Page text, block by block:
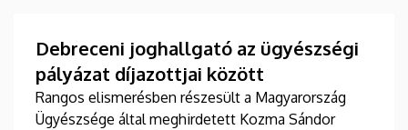
Debreceni joghallgató az ügyészségi
pályázat díjazottjai között
Rangos elismerésben részesült a Magyarország
Ügyészsége által meghirdetett Kozma Sándor